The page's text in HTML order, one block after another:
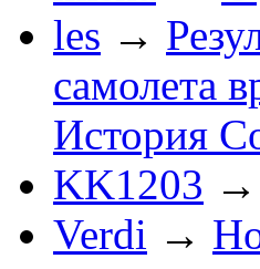
les →
самолета
История
KK1203 →
Verdi →